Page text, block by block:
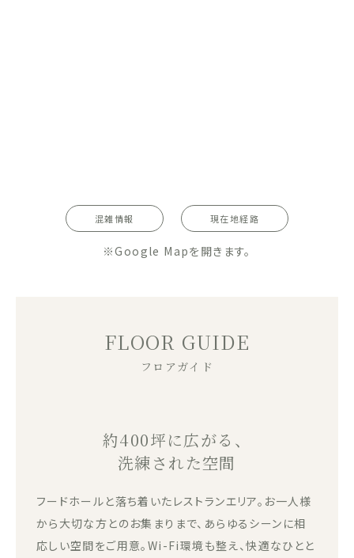
混雑情報 現在地経路
※Google Mapを開きます。
FLOOR GUIDE
フロアガイド
約400坪に広がる、
洗練された空間
フードホールと落ち着いたレストランエリア。お一人様
から大切な方とのお集まりまで、あらゆるシーンに相
応しい空間をご用意。Wi-Fi環境も整え、快適なひとと